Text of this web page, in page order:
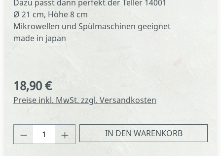
Dazu passt dann perfekt der Teller 14001
Ø 21 cm, Höhe 8 cm
Mikrowellen und Spülmaschinen geeignet
made in japan
Regulärer Preis:
18,90 €
Preise inkl. MwSt. zzgl. Versandkosten
Produkt Anzahl: Gib denIN DEN WARENKORB